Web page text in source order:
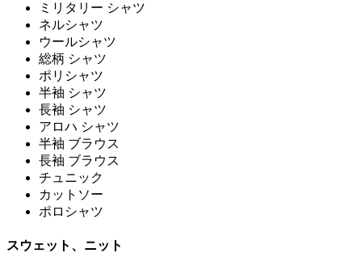
ミリタリー シャツ
ネルシャツ
ウールシャツ
総柄 シャツ
ポリシャツ
半袖 シャツ
長袖 シャツ
アロハ シャツ
半袖 ブラウス
長袖 ブラウス
チュニック
カットソー
ポロシャツ
スウェット、ニット